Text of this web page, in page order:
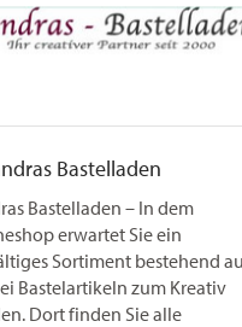
Bastelladen
Bastelladen – In dem
erwartet Sie ein
Sortiment bestehend
Bastelartikeln zum Kreativ
Dort finden Sie alle